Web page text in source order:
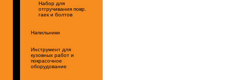
Набор для
отгручивания повр.
гаек и болтов
Напильники
Инструмент для
кузовных работ и
покрасочное
оборудование